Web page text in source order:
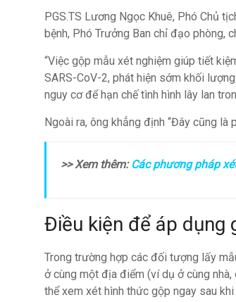
PGS.TS Lương Ngọc Khuê, Phó Chủ
bệnh, Phó Trưởng Ban chỉ đạo phòng,
“Việc gộp mẫu xét nghiệm giúp tiết
SARS-CoV-2, phát hiện sớm khối
nguy cơ để hạn chế tình hình lây lan
Ngoài ra, ông khẳng định “Đây cũng
>> Xem thêm: Các phương pháp
Điều kiện để áp dụng
Trong trường hợp các đối tượng lấy
ở cùng một địa điểm (ví dụ ở cùng
thể xem xét hình thức gộp ngay sau